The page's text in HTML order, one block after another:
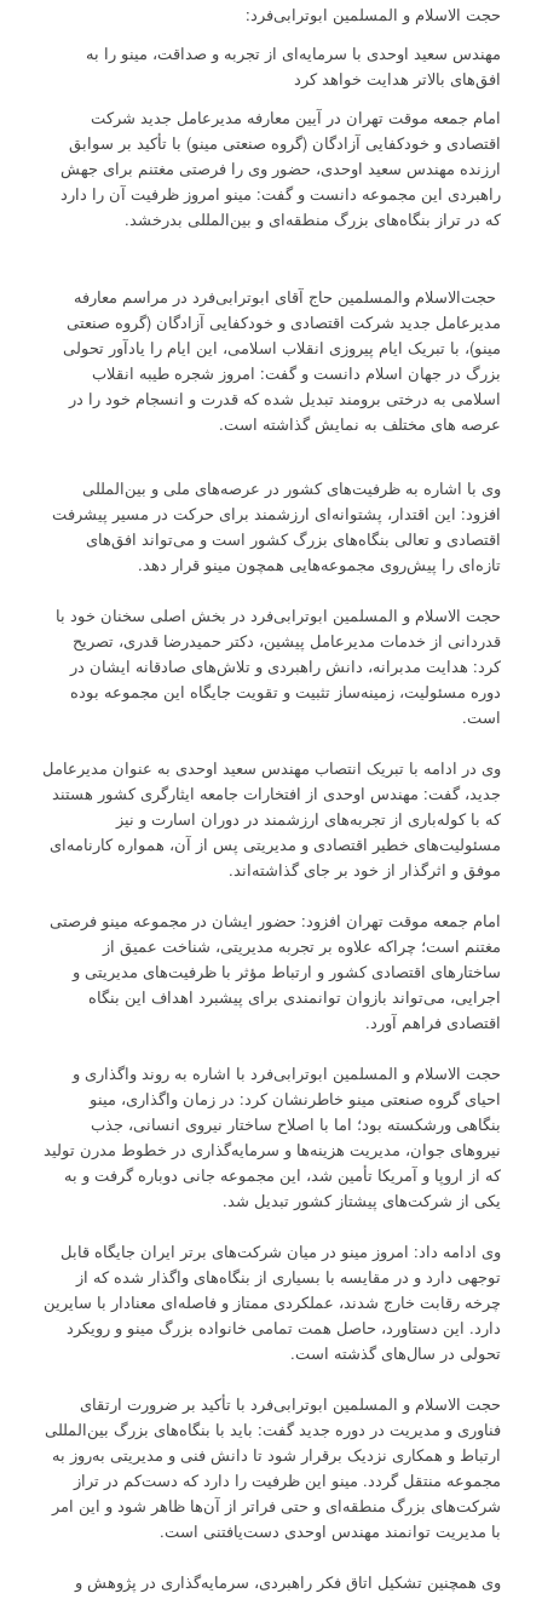
حجت الاسلام و المسلمین ابوترابی‌فرد:
مهندس سعید اوحدی با سرمایه‌ای از تجربه و صداقت، مینو را به
افق‌های بالاتر هدایت خواهد کرد
امام جمعه موقت تهران در آیین معارفه مدیرعامل جدید شرکت
اقتصادی و خودکفایی آزادگان (گروه صنعتی مینو) با تأکید بر سوابق
ارزنده مهندس سعید اوحدی، حضور وی را فرصتی مغتنم برای جهش
راهبردی این مجموعه دانست و گفت: مینو امروز ظرفیت آن را دارد
که در تراز بنگاه‌های بزرگ منطقه‌ای و بین‌المللی بدرخشد.
حجت‌الاسلام والمسلمین حاج آقای ابوترابی‌فرد در مراسم معارفه
مدیرعامل جدید شرکت اقتصادی و خودکفایی آزادگان (گروه صنعتی
مینو)، با تبریک ایام پیروزی انقلاب اسلامی، این ایام را یادآور تحولی
بزرگ در جهان اسلام دانست و گفت: امروز شجره طیبه انقلاب
اسلامی به درختی برومند تبدیل شده که قدرت و انسجام خود را در
عرصه های مختلف به نمایش گذاشته است.
وی با اشاره به ظرفیت‌های کشور در عرصه‌های ملی و بین‌المللی
افزود: این اقتدار، پشتوانه‌ای ارزشمند برای حرکت در مسیر پیشرفت
اقتصادی و تعالی بنگاه‌های بزرگ کشور است و می‌تواند افق‌های
تازه‌ای را پیش‌روی مجموعه‌هایی همچون مینو قرار دهد.
حجت الاسلام و المسلمین ابوترابی‌فرد در بخش اصلی سخنان خود با
قدردانی از خدمات مدیرعامل پیشین، دکتر حمیدرضا قدری، تصریح
کرد: هدایت مدبرانه، دانش راهبردی و تلاش‌های صادقانه ایشان در
دوره مسئولیت، زمینه‌ساز تثبیت و تقویت جایگاه این مجموعه بوده
است.
وی در ادامه با تبریک انتصاب مهندس سعید اوحدی به عنوان مدیرعامل
جدید، گفت: مهندس اوحدی از افتخارات جامعه ایثارگری کشور هستند
که با کوله‌باری از تجربه‌های ارزشمند در دوران اسارت و نیز
مسئولیت‌های خطیر اقتصادی و مدیریتی پس از آن، همواره کارنامه‌ای
موفق و اثرگذار از خود بر جای گذاشته‌اند.
امام جمعه موقت تهران افزود: حضور ایشان در مجموعه مینو فرصتی
مغتنم است؛ چراکه علاوه بر تجربه مدیریتی، شناخت عمیق از
ساختارهای اقتصادی کشور و ارتباط مؤثر با ظرفیت‌های مدیریتی و
اجرایی، می‌تواند بازوان توانمندی برای پیشبرد اهداف این بنگاه
اقتصادی فراهم آورد.
حجت الاسلام و المسلمین ابوترابی‌فرد با اشاره به روند واگذاری و
احیای گروه صنعتی مینو خاطرنشان کرد: در زمان واگذاری، مینو
بنگاهی ورشکسته بود؛ اما با اصلاح ساختار نیروی انسانی، جذب
نیروهای جوان، مدیریت هزینه‌ها و سرمایه‌گذاری در خطوط مدرن تولید
که از اروپا و آمریکا تأمین شد، این مجموعه جانی دوباره گرفت و به
یکی از شرکت‌های پیشتاز کشور تبدیل شد.
وی ادامه داد: امروز مینو در میان شرکت‌های برتر ایران جایگاه قابل
توجهی دارد و در مقایسه با بسیاری از بنگاه‌های واگذار شده که از
چرخه رقابت خارج شدند، عملکردی ممتاز و فاصله‌ای معنادار با سایرین
دارد. این دستاورد، حاصل همت تمامی خانواده بزرگ مینو و رویکرد
تحولی در سال‌های گذشته است.
حجت الاسلام و المسلمین ابوترابی‌فرد با تأکید بر ضرورت ارتقای
فناوری و مدیریت در دوره جدید گفت: باید با بنگاه‌های بزرگ بین‌المللی
ارتباط و همکاری نزدیک برقرار شود تا دانش فنی و مدیریتی به‌روز به
مجموعه منتقل گردد. مینو این ظرفیت را دارد که دست‌کم در تراز
شرکت‌های بزرگ منطقه‌ای و حتی فراتر از آن‌ها ظاهر شود و این امر
با مدیریت توانمند مهندس اوحدی دست‌یافتنی است.
وی همچنین تشکیل اتاق فکر راهبردی، سرمایه‌گذاری در پژوهش و